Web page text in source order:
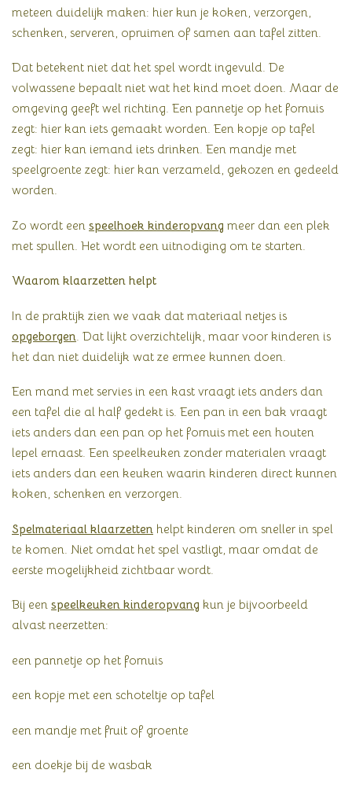
meteen duidelijk maken: hier kun je koken, verzorgen,
schenken, serveren, opruimen of samen aan tafel zitten.
Dat betekent niet dat het spel wordt ingevuld. De
volwassene bepaalt niet wat het kind moet doen. Maar de
omgeving geeft wel richting. Een pannetje op het fornuis
zegt: hier kan iets gemaakt worden. Een kopje op tafel
zegt: hier kan iemand iets drinken. Een mandje met
speelgroente zegt: hier kan verzameld, gekozen en gedeeld
worden.
Zo wordt een speelhoek kinderopvang meer dan een plek
met spullen. Het wordt een uitnodiging om te starten.
Waarom klaarzetten helpt
In de praktijk zien we vaak dat materiaal netjes is
opgeborgen . Dat lijkt overzichtelijk, maar voor kinderen is
het dan niet duidelijk wat ze ermee kunnen doen.
Een mand met servies in een kast vraagt iets anders dan
een tafel die al half gedekt is. Een pan in een bak vraagt
iets anders dan een pan op het fornuis met een houten
lepel ernaast. Een speelkeuken zonder materialen vraagt
iets anders dan een keuken waarin kinderen direct kunnen
koken, schenken en verzorgen.
Spelmateriaal klaarzetten helpt kinderen om sneller in spel
te komen. Niet omdat het spel vastligt, maar omdat de
eerste mogelijkheid zichtbaar wordt.
Bij een speelkeuken kinderopvang kun je bijvoorbeeld
alvast neerzetten:
een pannetje op het fornuis
een kopje met een schoteltje op tafel
een mandje met fruit of groente
een doekje bij de wasbak